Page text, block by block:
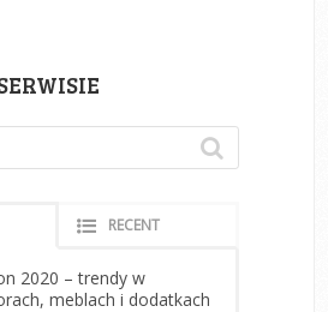
RECENT
2020 – trendy w
meblach i dodatkach